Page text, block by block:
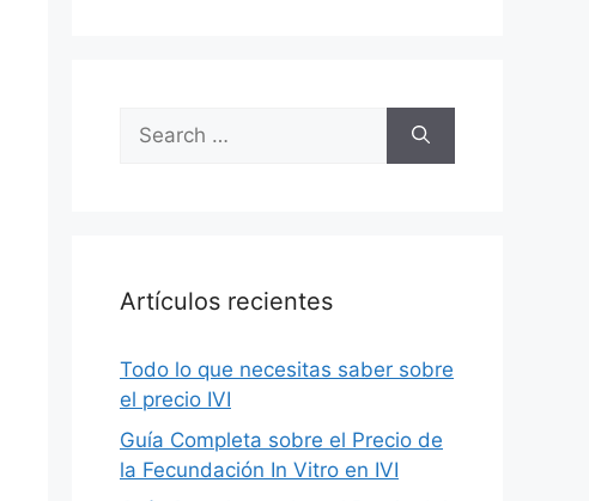
Search
for:
Artículos recientes
Todo lo que necesitas saber sobre
el precio IVI
Guía Completa sobre el Precio de
la Fecundación In Vitro en IVI